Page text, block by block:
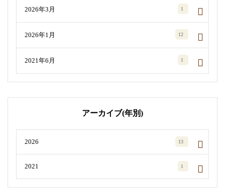
2026年3月 1
2026年1月 12
2021年6月 1
アーカイブ(年別)
2026 13
2021 1